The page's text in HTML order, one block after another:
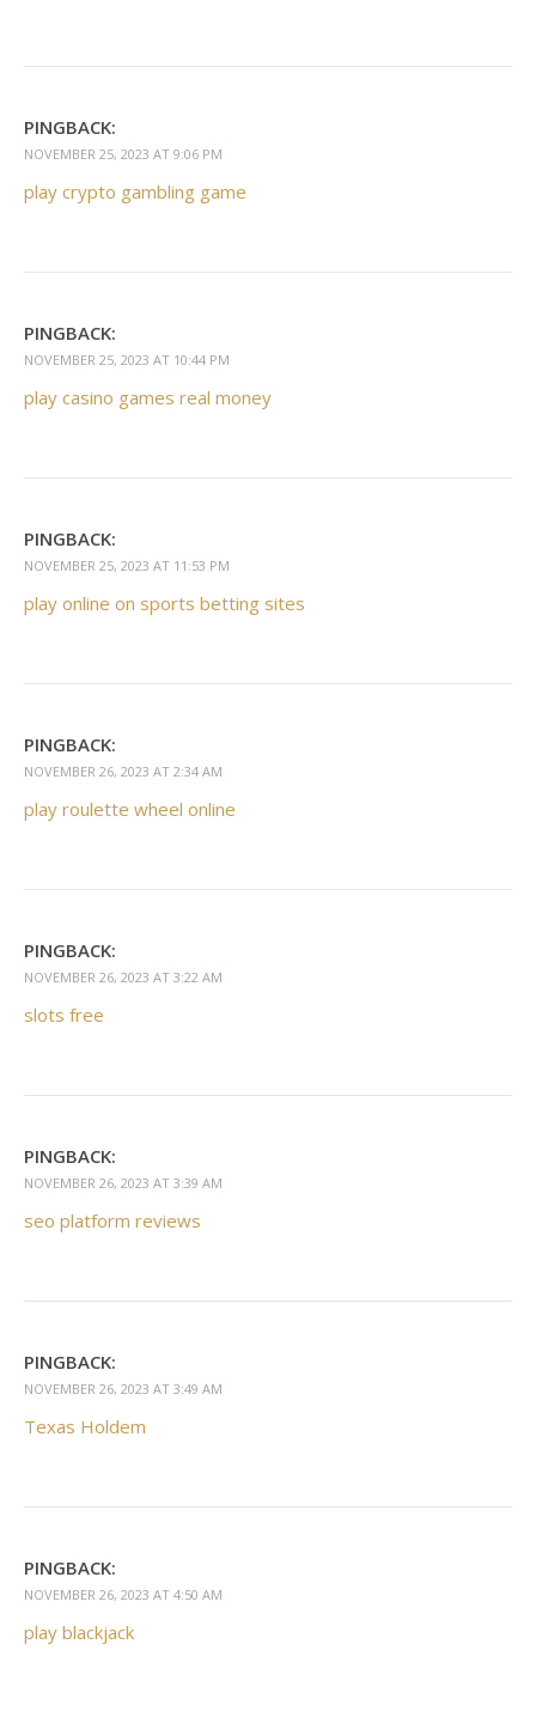
PINGBACK:
NOVEMBER 25, 2023 AT 9:06 PM
play crypto gambling game
PINGBACK:
NOVEMBER 25, 2023 AT 10:44 PM
play casino games real money
PINGBACK:
NOVEMBER 25, 2023 AT 11:53 PM
play online on sports betting sites
PINGBACK:
NOVEMBER 26, 2023 AT 2:34 AM
play roulette wheel online
PINGBACK:
NOVEMBER 26, 2023 AT 3:22 AM
slots free
PINGBACK:
NOVEMBER 26, 2023 AT 3:39 AM
seo platform reviews
PINGBACK:
NOVEMBER 26, 2023 AT 3:49 AM
Texas Holdem
PINGBACK:
NOVEMBER 26, 2023 AT 4:50 AM
play blackjack